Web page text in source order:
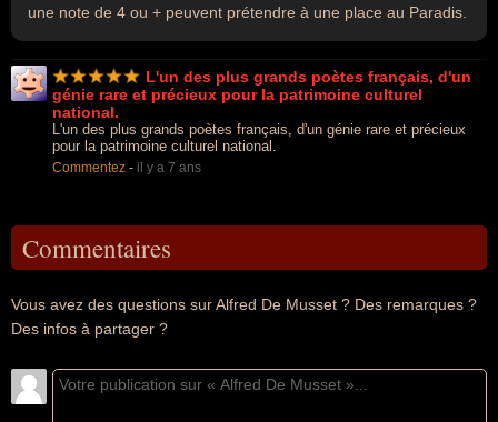
une note de 4 ou + peuvent prétendre à une place au Paradis.
L'un des plus grands poètes français, d'un
génie rare et précieux pour la patrimoine culturel
national.
L'un des plus grands poètes français, d'un génie rare et précieux
pour la patrimoine culturel national.
Commentez - il y a 7 ans
Commentaires
Vous avez des questions sur Alfred De Musset ? Des remarques ?
Des infos à partager ?